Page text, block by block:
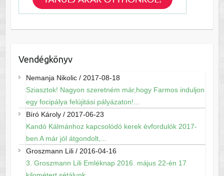
Vendégkönyv
Nemanja Nikolic/ 2017-08-18
Sziasztok! Nagyon szeretném már,hogy Farmos induljon
egy focipálya felújitási pályázaton!...
Bíró Károly/ 2017-06-23
Kandó Kálmánhoz kapcsolódó kerek évfordulók 2017-
ben A már jól átgondolt,...
Groszmann Lili/ 2016-04-16
3. Groszmann Lili Emléknap 2016. május 22-én 17